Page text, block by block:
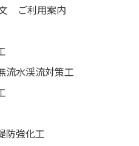
ご利用案内
流水渓流対策工
防強化工